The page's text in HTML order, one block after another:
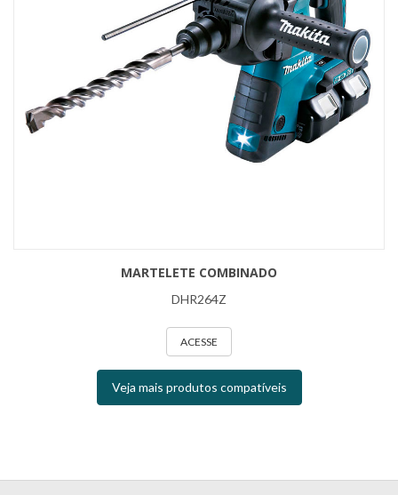
MARTELETE COMBINADO
DHR264Z
ACESSE
Veja mais produtos compatíveis